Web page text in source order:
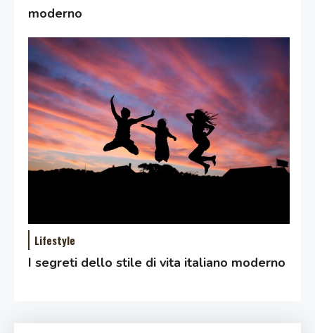
moderno
Lifestyle
I segreti dello stile di vita italiano moderno